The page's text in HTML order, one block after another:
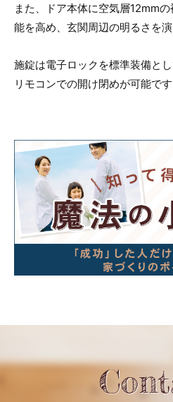
また、ドア本体に空気層12mm
能を高め、玄関周辺の明るさを演
施錠は電子ロックを標準装備とし
リモコンでの開け閉めが可能です